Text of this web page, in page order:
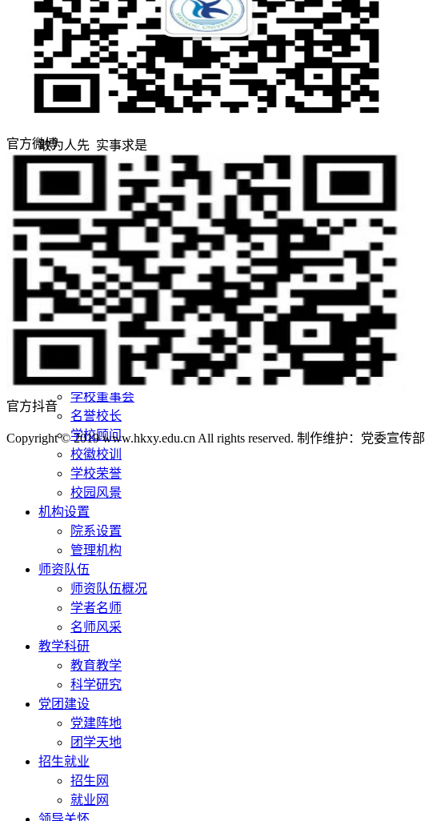
敢为人先 实事求是
志存高远 追求卓越
党建阵地
团学天地
敢为人先 实事求是
志存高远 追求卓越
招生网
就业网
领导关怀
评估工作
合作交流
学校概况
学校简介
学校董事长
现任领导
学校董事会
名誉校长
学校顾问
校徽校训
学校荣誉
校园风景
机构设置
院系设置
管理机构
师资队伍
师资队伍概况
学者名师
名师风采
教学科研
教育教学
科学研究
党团建设
党建阵地
团学天地
招生就业
招生网
就业网
官方微博
官方抖音
Copyright © 2019 www.hkxy.edu.cn All rights reserved. 制作维护：党委宣传部